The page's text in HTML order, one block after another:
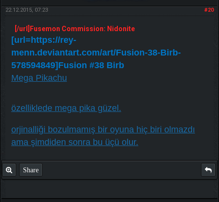
#20
22.12.2015, 07:23
[/url]Fusemon Commission: Nidonite
[url=https://rey-
menn.deviantart.com/art/Fusion-38-Birb-
578594849]Fusion #38 Birb
Mega Pikachu
özelliklede mega pika güzel.
orjinalliği bozulmamış bir oyuna hiç biri olmazdı
ama şimdiden sonra bu üçü olur.
Share